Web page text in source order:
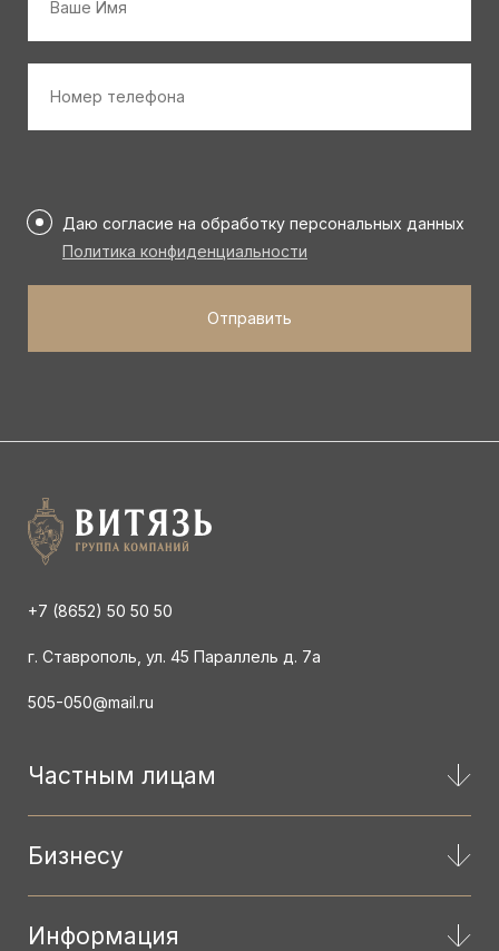
телефона
*
Даю согласие на обработку персональных данных
Политика конфиденциальности
+7 (8652) 50 50 50
г. Ставрополь, ул. 45 Параллель д. 7а
505-050@mail.ru
Частным лицам
Бизнесу
Информация